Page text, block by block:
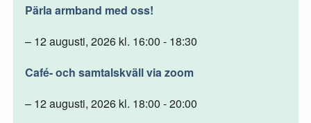
Pärla armband med oss!
– 12 augusti, 2026 kl. 16:00 - 18:30
Café- och samtalskväll via zoom
– 12 augusti, 2026 kl. 18:00 - 20:00